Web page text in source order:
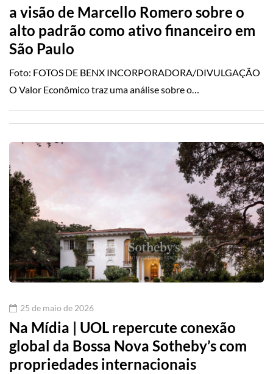
a visão de Marcello Romero sobre o
alto padrão como ativo financeiro em
São Paulo
Foto: FOTOS DE BENX INCORPORADORA/DIVULGAÇÃO
O Valor Econômico traz uma análise sobre o…
25 de maio de 2026
Na Mídia | UOL repercute conexão
global da Bossa Nova Sotheby’s com
propriedades internacionais